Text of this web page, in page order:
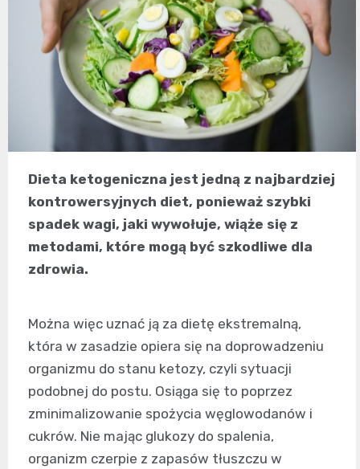
Dieta ketogeniczna jest jedną z najbardziej
kontrowersyjnych diet, ponieważ szybki
spadek wagi, jaki wywołuje, wiąże się z
metodami, które mogą być szkodliwe dla
zdrowia.
Można więc uznać ją za dietę ekstremalną,
która w zasadzie opiera się na doprowadzeniu
organizmu do stanu ketozy, czyli sytuacji
podobnej do postu. Osiąga się to poprzez
zminimalizowanie spożycia węglowodanów i
cukrów. Nie mając glukozy do spalenia,
organizm czerpie z zapasów tłuszczu w